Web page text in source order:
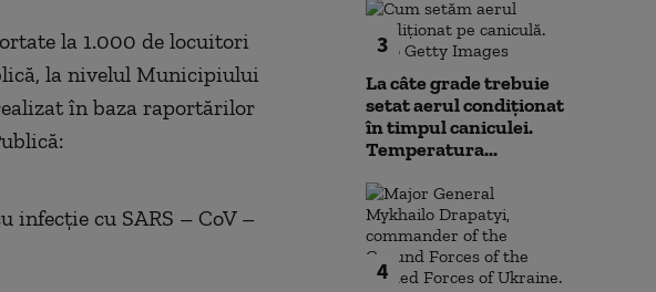
la 1.000 de locuitori
la nivelul Municipiului
în baza raportărilor
infecție cu SARS – CoV –
3
La câte grade trebuie
setat aerul condiționat
în timpul caniculei.
Temperatura...
4